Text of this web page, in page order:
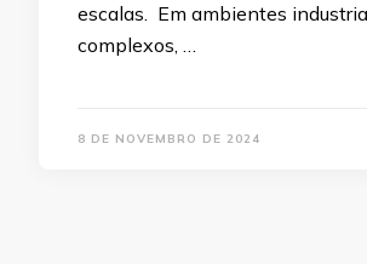
escalas. Em ambientes
complexos, …
8 DE NOVEMBRO DE 2024